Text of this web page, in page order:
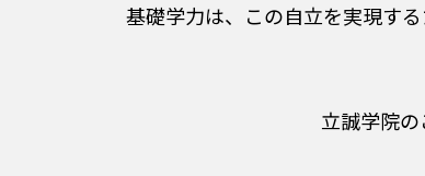
基礎学力は、この自立を実現す
立誠学院の